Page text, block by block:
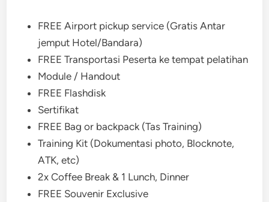
FREE Airport pickup service (Gratis Antar
jemput Hotel/Bandara)
FREE Transportasi Peserta ke tempat pelatihan
Module / Handout
FREE Flashdisk
Sertifikat
FREE Bag or backpack (Tas Training)
Training Kit (Dokumentasi photo, Blocknote,
ATK, etc)
2x Coffee Break & 1 Lunch, Dinner
FREE Souvenir Exclusive